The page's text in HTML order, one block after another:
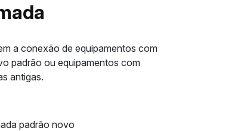
a conexão de equipamentos com
padrão ou equipamentos com
antigas.
padrão novo